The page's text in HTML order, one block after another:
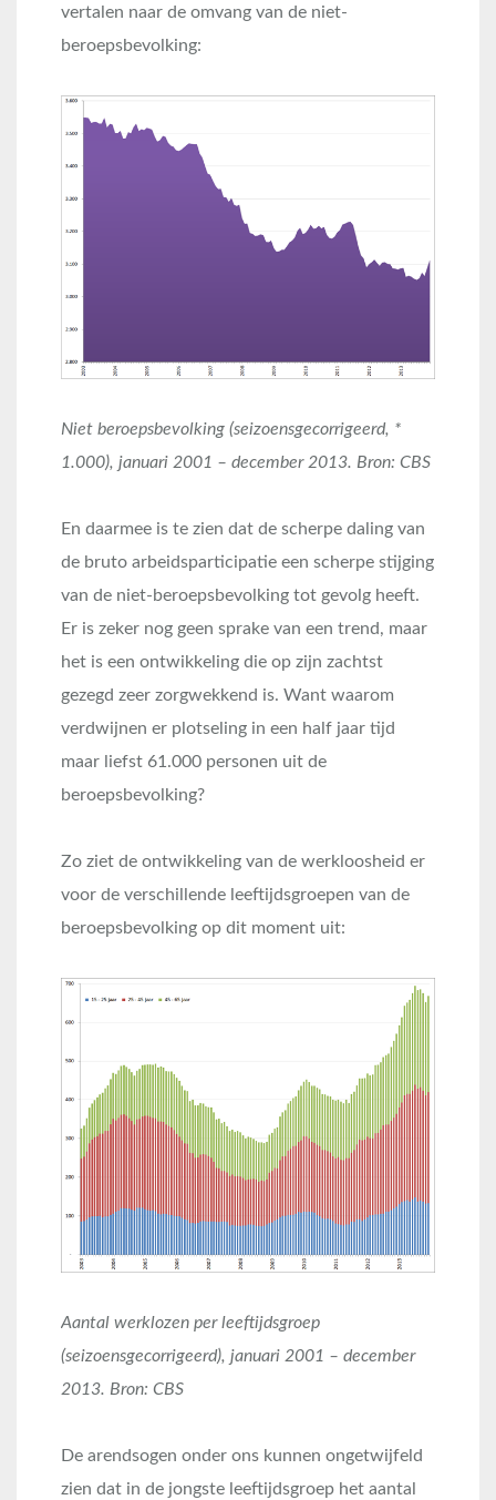
vertalen naar de omvang van de niet-
beroepsbevolking:
Niet beroepsbevolking (seizoensgecorrigeerd, *
1.000), januari 2001 – december 2013. Bron: CBS
En daarmee is te zien dat de scherpe daling van
de bruto arbeidsparticipatie een scherpe stijging
van de niet-beroepsbevolking tot gevolg heeft.
Er is zeker nog geen sprake van een trend, maar
het is een ontwikkeling die op zijn zachtst
gezegd zeer zorgwekkend is. Want waarom
verdwijnen er plotseling in een half jaar tijd
maar liefst 61.000 personen uit de
beroepsbevolking?
Zo ziet de ontwikkeling van de werkloosheid er
voor de verschillende leeftijdsgroepen van de
beroepsbevolking op dit moment uit:
Aantal werklozen per leeftijdsgroep
(seizoensgecorrigeerd), januari 2001 – december
2013. Bron: CBS
De arendsogen onder ons kunnen ongetwijfeld
zien dat in de jongste leeftijdsgroep het aantal